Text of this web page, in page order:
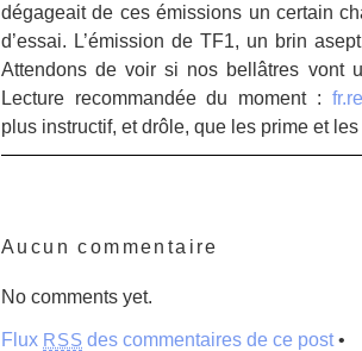
dégageait de ces émissions un certain
d’essai. L’émission de TF1, un brin
Attendons de voir si nos bellâtres vont
Lecture recommandée du moment :
plus instructif, et drôle, que les prime et
Aucun commentaire
No comments yet.
Flux RSS des commentaires de ce post•